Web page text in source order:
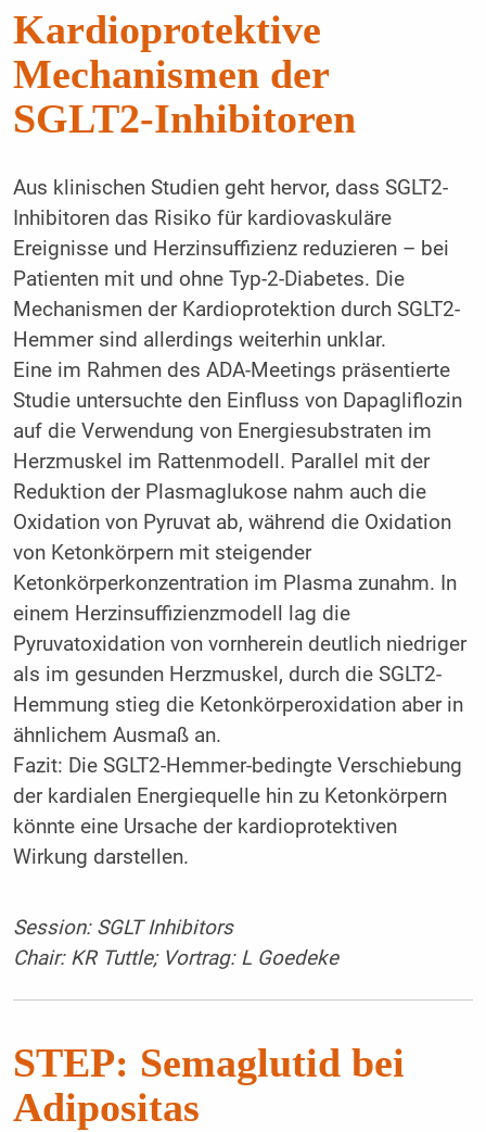
Kardioprotektive
Mechanismen der
SGLT2-Inhibitoren
Aus klinischen Studien geht hervor, dass SGLT2-
Inhibitoren das Risiko für kardiovaskuläre
Ereignisse und Herzinsuffizienz reduzieren – bei
Patienten mit und ohne Typ-2-Diabetes. Die
Mechanismen der Kardioprotektion durch SGLT2-
Hemmer sind allerdings weiterhin unklar.
Eine im Rahmen des ADA-Meetings präsentierte
Studie untersuchte den Einfluss von Dapagliflozin
auf die Verwendung von Energiesubstraten im
Herzmuskel im Rattenmodell. Parallel mit der
Reduktion der Plasmaglukose nahm auch die
Oxidation von Pyruvat ab, während die Oxidation
von Ketonkörpern mit steigender
Ketonkörperkonzentration im Plasma zunahm. In
einem Herzinsuffizienzmodell lag die
Pyruvatoxidation von vornherein deutlich niedriger
als im gesunden Herzmuskel, durch die SGLT2-
Hemmung stieg die Ketonkörperoxidation aber in
ähnlichem Ausmaß an.
Fazit: Die SGLT2-Hemmer-bedingte Verschiebung
der kardialen Energiequelle hin zu Ketonkörpern
könnte eine Ursache der kardioprotektiven
Wirkung darstellen.
Session: SGLT Inhibitors
Chair: KR Tuttle; Vortrag: L Goedeke
STEP: Semaglutid bei
Adipositas